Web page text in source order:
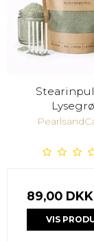
89,00 DKK
VIS